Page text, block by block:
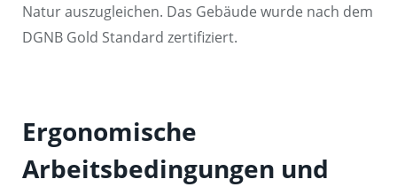
Natur auszugleichen. Das Gebäude wurde nach dem
DGNB Gold Standard zertifiziert.
Ergonomische
Arbeitsbedingungen und